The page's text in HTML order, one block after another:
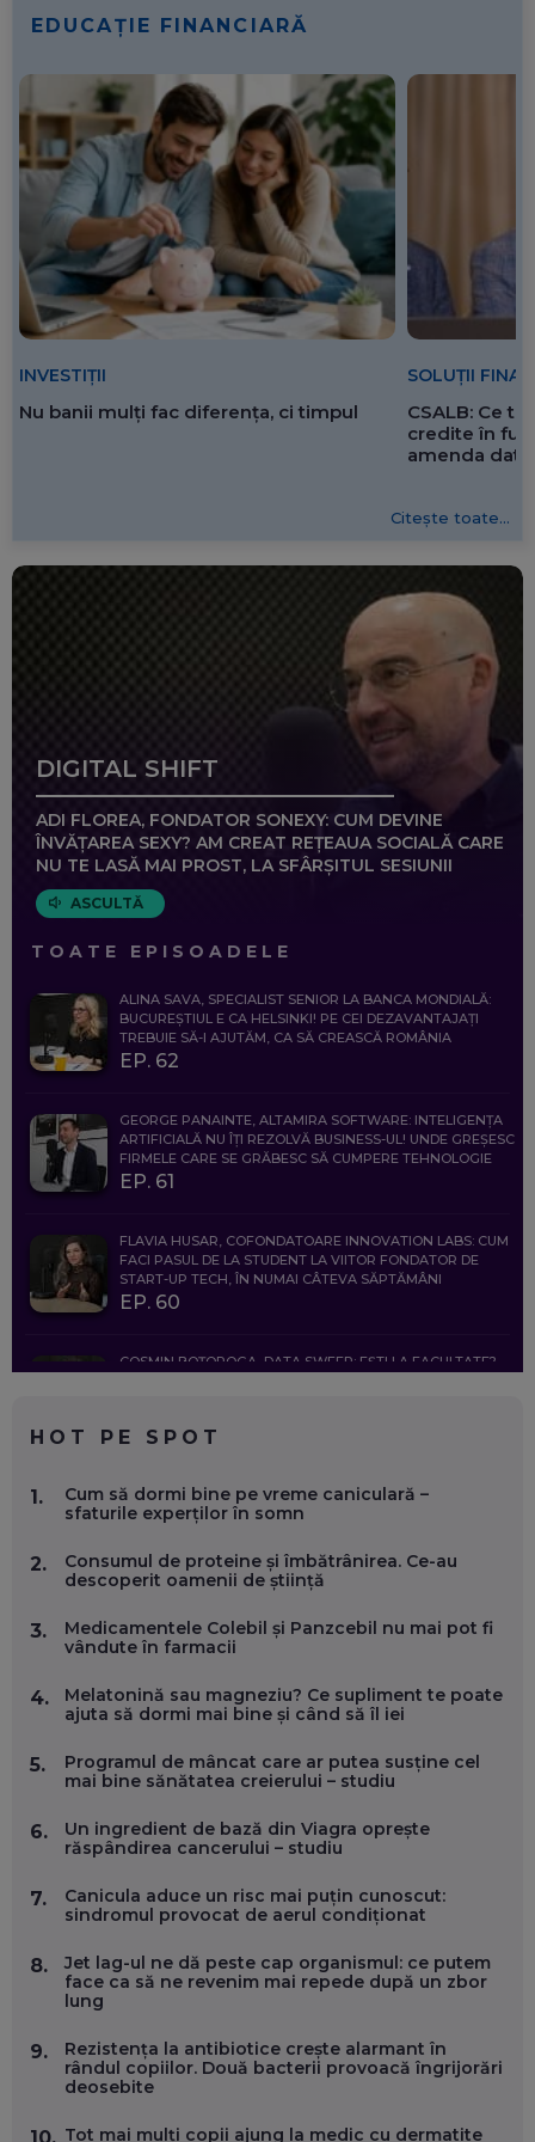
EDUCAȚIE FINANCIARĂ
INVESTIȚII
Nu banii mulți fac diferența, ci timpul
SOLUȚII
CSALB: Ce
credite în
amenda
Citește toate...
DIGITAL SHIFT
ADI FLOREA, FONDATOR SONEXY: CUM DEVINE
ÎNVĂȚAREA SEXY? AM CREAT REȚEAUA SOCIALĂ CARE
NU TE LASĂ MAI PROST, LA SFÂRȘITUL SESIUNII
ASCULTĂ
TOATE EPISOADELE
ALINA SAVA, SPECIALIST SENIOR LA BANCA MONDIALĂ:
BUCUREȘTIUL E CA HELSINKI! PE CEI DEZAVANTAJAȚI
TREBUIE SĂ-I AJUTĂM, CA SĂ CREASCĂ ROMÂNIA
EP. 62
GEORGE PANAINTE, ALTAMIRA SOFTWARE: INTELIGENȚA
ARTIFICIALĂ NU ÎȚI REZOLVĂ BUSINESS-UL! UNDE GREȘESC
FIRMELE CARE SE GRĂBESC SĂ CUMPERE TEHNOLOGIE
EP. 61
FLAVIA HUSAR, COFONDATOARE INNOVATION LABS: CUM
FACI PASUL DE LA STUDENT LA VIITOR FONDATOR DE
START-UP TECH, ÎN NUMAI CÂTEVA SĂPTĂMÂNI
EP. 60
COSMIN BOȚOROGA, DATA SWEEP: EȘTI LA FACULTATE?
FOLOSEȘTI TEHNOLOGIA CA SĂ FII MAI BUN LA JOB. ȘI CUM
SE VA SCHIMBA MUNCA, ÎN URMĂTORII ANI
FOLOSEȘTI TEHNOLOGIA CA SĂ ÎȚI DESCHIZI DRUMUL
CĂTRE ARTĂ, LA NIVEL GLOBAL
ANDREI AVĂDANEI, BIT SENTINEL: CUM ÎȚI PROTEJEZI
CARIERĂ DE „HACKER CU PERMIS”
EP. 56
DOINA VÎLCEANU, CONTENTSPEED: VREI SUCCES ONLINE?
EP. 55
OLIVIU MATEI, HOLISUN: SOFTWARE DE LA CLUJ PENTRU
WASHINGTON, OCHELARI INTELIGENȚI ȘI FERME
VALENTIN VANCEA, CEO AL PATRIA BANK: AUTOMATIZĂM
INSTITUȚIILE STATULUI?
HOT PE SPOT
1.
Cum să dormi bine pe vreme caniculară –
sfaturile experților în somn
2.
Consumul de proteine și îmbătrânirea. Ce-au
descoperit oamenii de știință
3.
Medicamentele Colebil și Panzcebil nu mai pot fi
vândute în farmacii
4.
Melatonină sau magneziu? Ce supliment te poate
ajuta să dormi mai bine și când să îl iei
5.
Programul de mâncat care ar putea susține cel
mai bine sănătatea creierului – studiu
6.
Un ingredient de bază din Viagra oprește
răspândirea cancerului – studiu
7.
Canicula aduce un risc mai puțin cunoscut:
sindromul provocat de aerul condiționat
8.
Jet lag-ul ne dă peste cap organismul: ce putem
face ca să ne revenim mai repede după un zbor
lung
9.
Rezistența la antibiotice crește alarmant în
rândul copiilor. Două bacterii provoacă îngrijorări
deosebite
Tot mai mulți copii ajung la medic cu dermatite